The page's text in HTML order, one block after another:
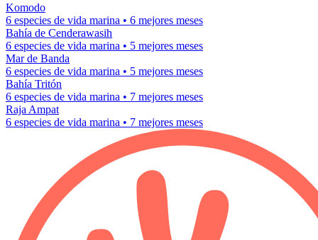
Komodo
6 especies de vida marina • 6 mejores meses
Bahía de Cenderawasih
6 especies de vida marina • 5 mejores meses
Mar de Banda
6 especies de vida marina • 5 mejores meses
Bahía Tritón
6 especies de vida marina • 7 mejores meses
Raja Ampat
6 especies de vida marina • 7 mejores meses